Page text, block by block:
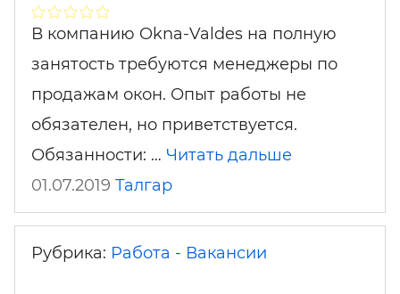
В компанию Okna-Valdes на полную
занятость требуются менеджеры по
продажам окон. Опыт работы не
обязателен, но приветствуется.
Обязанности: … Читать дальше
01.07.2019 Талгар
Рубрика: Работа - Вакансии